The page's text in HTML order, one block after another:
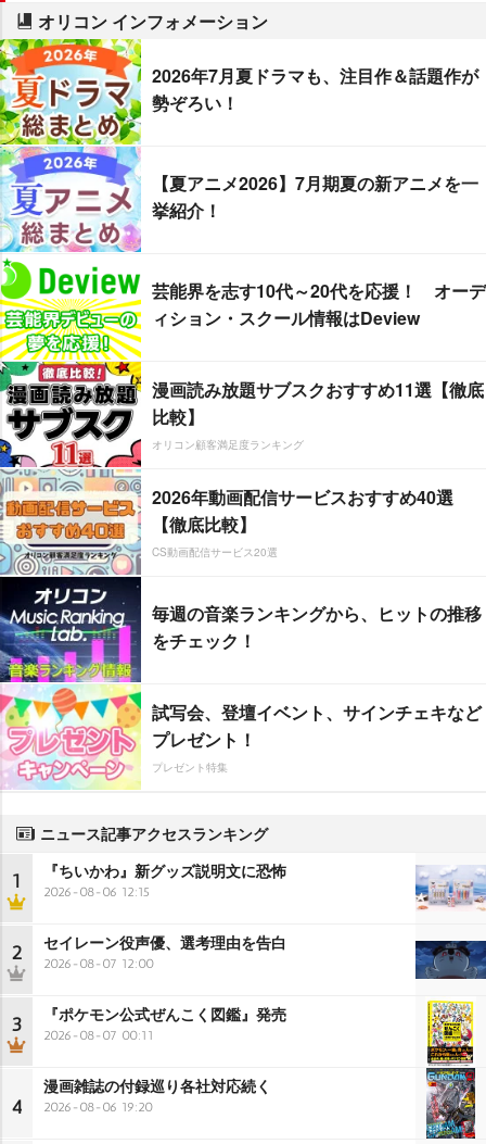
オリコン インフォメーション
2026年7月夏ドラマも、注目作＆話題作が
勢ぞろい！
【夏アニメ2026】7月期夏の新アニメを一
挙紹介！
芸能界を志す10代～20代を応援！ オーデ
ィション・スクール情報はDeview
漫画読み放題サブスクおすすめ11選【徹底
比較】
オリコン顧客満足度ランキング
2026年動画配信サービスおすすめ40選
【徹底比較】
CS動画配信サービス20選
毎週の音楽ランキングから、ヒットの推移
をチェック！
試写会、登壇イベント、サインチェキなど
プレゼント！
プレゼント特集
ニュース記事アクセスランキング
1 『ちいかわ』新グッズ説明文に恐怖
2026-08-06 12:15
2 セイレーン役声優、選考理由を告白
2026-08-07 12:00
3 『ポケモン公式ぜんこく図鑑』発売
2026-08-07 00:11
4
漫画雑誌の付録巡り各社対応続く
2026-08-06 19:20